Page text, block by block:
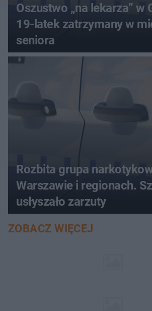
Oszustwo „na lekarza” w
19-latek zatrzymany w
seniora
Rozbita grupa
Warszawie i regionach.
usłyszało zarzuty
ZOBACZ WIĘCEJ